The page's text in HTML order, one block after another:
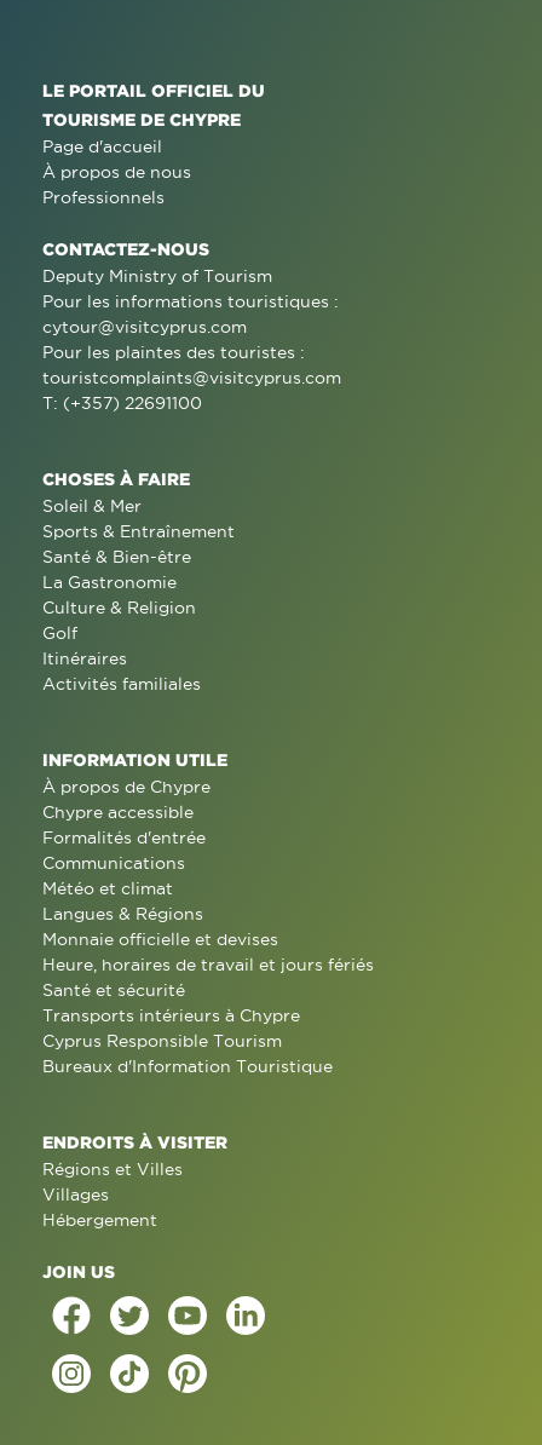
LE PORTAIL OFFICIEL DU
TOURISME DE CHYPRE
Page d'accueil
À propos de nous
Professionnels
CONTACTEZ-NOUS
Deputy Ministry of Tourism
Pour les informations touristiques :
cytour@visitcyprus.com
Pour les plaintes des touristes :
touristcomplaints@visitcyprus.com
T: (+357) 22691100
CHOSES À FAIRE
Soleil & Mer
Sports & Entraînement
Santé & Bien-être
La Gastronomie
Culture & Religion
Golf
Itinéraires
Activités familiales
INFORMATION UTILE
À propos de Chypre
Chypre accessible
Formalités d'entrée
Communications
Météo et climat
Langues & Régions
Monnaie officielle et devises
Heure, horaires de travail et jours fériés
Santé et sécurité
Transports intérieurs à Chypre
Cyprus Responsible Tourism
Bureaux d'Information Touristique
ENDROITS À VISITER
Régions et Villes
Villages
Hébergement
JOIN US